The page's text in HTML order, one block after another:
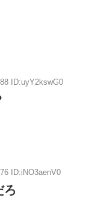
ID:uyY2kswG0
ID:iNO3aenV0
ろ